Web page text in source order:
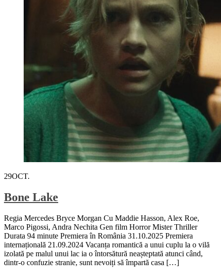
29OCT.
Bone Lake
Regia Mercedes Bryce Morgan Cu Maddie Hasson, Alex Roe,
Marco Pigossi, Andra Nechita Gen film Horror Mister Thriller
Durata 94 minute Premiera în România 31.10.2025 Premiera
internațională 21.09.2024 Vacanța romantică a unui cuplu la o vilă
izolată pe malul unui lac ia o întorsătură neașteptată atunci când,
dintr-o confuzie stranie, sunt nevoiți să împartă casa […]